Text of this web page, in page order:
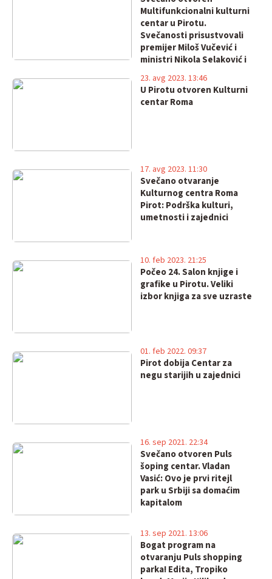
Multifunkcionalni kulturni
centar u Pirotu.
Svečanosti prisustvovali
premijer Miloš Vučević i
ministri Nikola Selaković i
U Pirotu otvoren Kulturni
centar Roma
23. avg 2023. 13:46
Svečano otvaranje
Kulturnog centra Roma
Pirot: Podrška kulturi,
umetnosti i zajednici
17. avg 2023. 11:30
Počeo 24. Salon knjige i
grafike u Pirotu. Veliki
izbor knjiga za sve uzraste
10. feb 2023. 21:25
Pirot dobija Centar za
negu starijih u zajednici
01. feb 2022. 09:37
Svečano otvoren Puls
šoping centar. Vladan
Vasić: Ovo je prvi ritejl
park u Srbiji sa domaćim
kapitalom
16. sep 2021. 22:34
Bogat program na
otvaranju Puls shopping
parka! Edita, Tropiko
13. sep 2021. 13:06